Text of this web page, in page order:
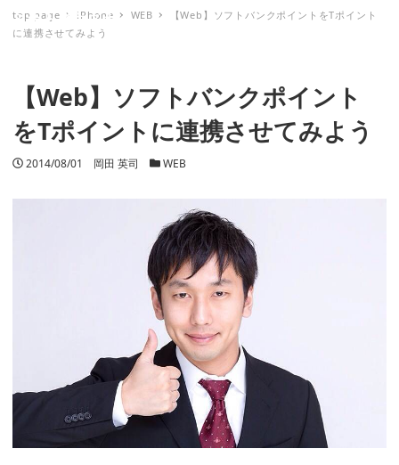
ミナトノキズナ
top page iPhone WEB
【Web】ソフトバンクポイントをTポイント
に連携させてみよう
【Web】ソフトバンクポイント
をTポイントに連携させてみよう
投稿日
2014/08/01 著者
岡田 英司 カテゴリー
WEB